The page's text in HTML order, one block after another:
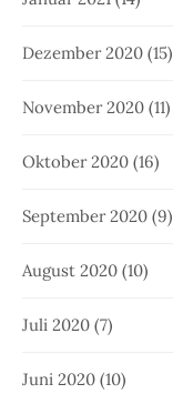
Dezember 2020 (15)
November 2020 (11)
Oktober 2020 (16)
September 2020 (9)
August 2020 (10)
Juli 2020 (7)
Juni 2020 (10)